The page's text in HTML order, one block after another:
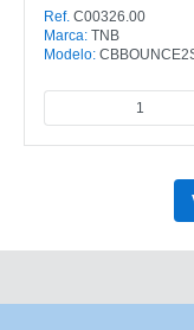
Ref. C00326.00
Marca: TNB
Modelo: